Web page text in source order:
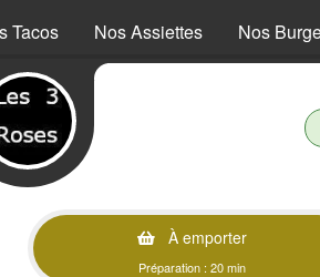
Tacos Nos Assiettes Nos
À emporter
Préparation : 20 min